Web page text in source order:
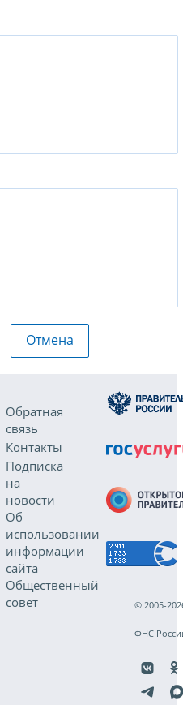
Отмена
Обратная
связь
Контакты
Подписка
на
новости
Об
использовании
информации
сайта
Общественный
совет
© 2005-
ФНС